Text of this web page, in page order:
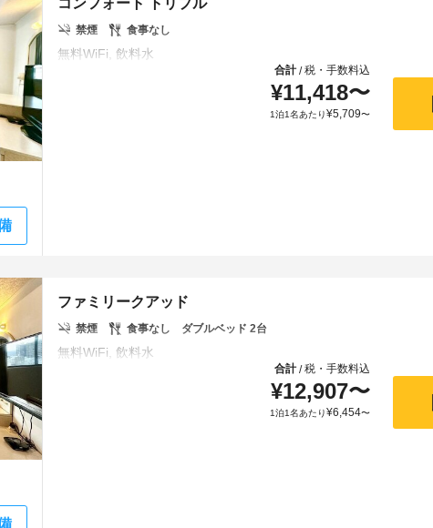
コンフォート トリプル
禁煙 食事なし
合計/税・手数料込
¥11,418〜
1泊1名あたり¥5,709〜
ファミリークアッド
禁煙 食事なし ダブルベッド 2台
合計/税・手数料込
¥12,907〜
1泊1名あたり¥6,454〜